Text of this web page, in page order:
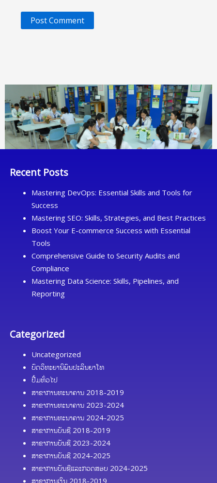
Recent Posts
Mastering DevOps: Essential Skills and Tools for
Success
Mastering SEO: Skills, Strategies, and Best Practices
Boost Your E-commerce Success with Essential
Tools
Comprehensive Guide to Security Audits and
Compliance
Mastering Data Science: Skills, Pipelines, and
Reporting
Categorized
Uncategorized
ບົດວິທະຍານິພົນປະລິນຍາໂທ
ປື້ມທົ່ວໄປ
ສາຂາການທະນາຄານ 2018-2019
ສາຂາການທະນາຄານ 2023-2024
ສາຂາການທະນາຄານ 2024-2025
ສາຂາການບັນຊີ 2018-2019
ສາຂາການບັນຊີ 2023-2024
ສາຂາການບັນຊີ 2024-2025
ສາຂາການບັນຊີແລະກວດສອບ 2024-2025
ສາຂາການເງິນ 2018-2019